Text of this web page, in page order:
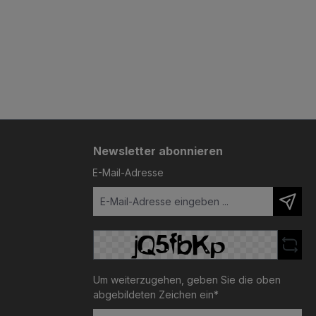
Newsletter abonnieren
E-Mail-Adresse
Um weiterzugehen, geben Sie die oben
abgebildeten Zeichen ein*